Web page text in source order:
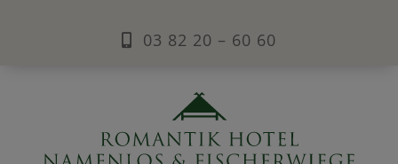
03 82 20 – 60 60